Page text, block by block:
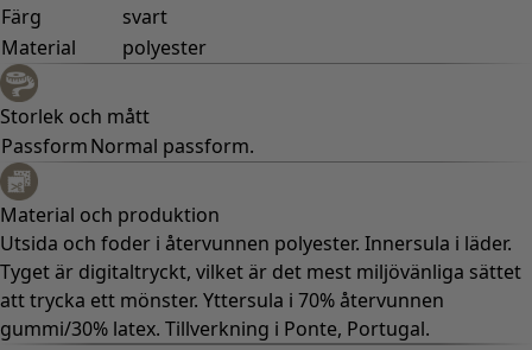
Färg
svart
Material
polyester
Storlek och mått
PassformNormal passform.
Material och produktion
Utsida och foder i återvunnen polyester. Innersula i läder.
Tyget är digitaltryckt, vilket är det mest miljövänliga sättet
att trycka ett mönster. Yttersula i 70% återvunnen
gummi/30% latex. Tillverkning i Ponte, Portugal.